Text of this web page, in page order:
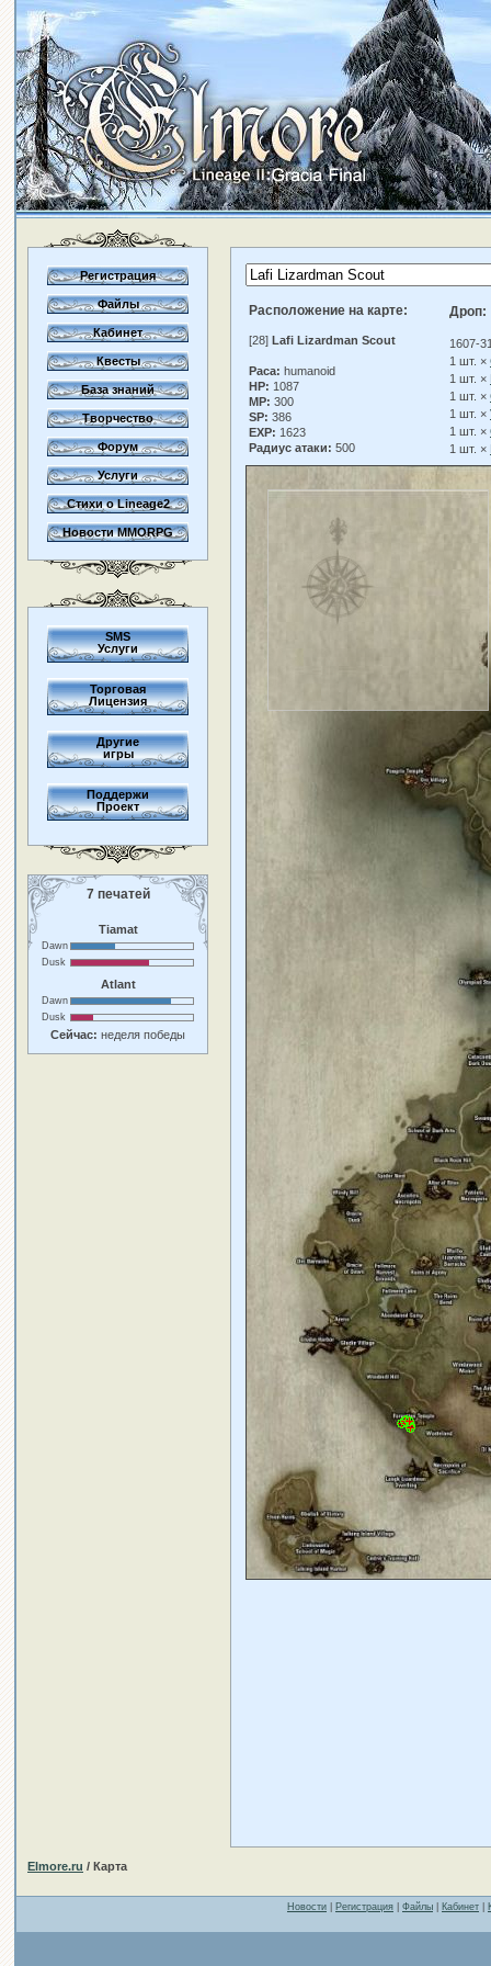
Регистрация
Файлы
Кабинет
Квесты
База знаний
Творчество
Форум
Услуги
Стихи о Lineage2
Новости MMORPG
SMS
Услуги
Торговая
Лицензия
Другие
игры
Поддержи
Проект
7 печатей
Tiamat
Dawn
Dusk
Atlant
Dawn
Dusk
Сейчас: неделя победы
Расположение на карте:
[28] Lafi Lizardman Scout
Раса: humanoid
HP: 1087
MP: 300
SP: 386
EXP: 1623
Радиус атаки: 500
Дроп:
1607-
1 шт. ×
1 шт. ×
1 шт. ×
1 шт. ×
1 шт. ×
1 шт. ×
Elmore.ru / Карта
Новости Регистрация Файлы Кабинет